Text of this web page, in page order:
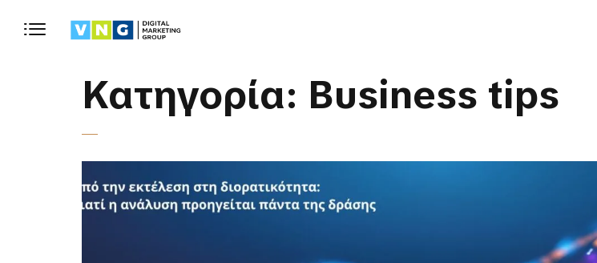
Κατηγορία: Business tips